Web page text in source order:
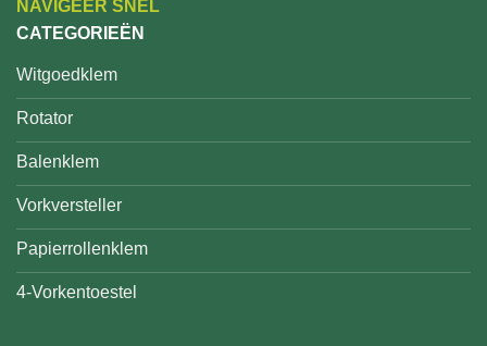
NAVIGEER SNEL
CATEGORIEËN
Witgoedklem
Rotator
Balenklem
Vorkversteller
Papierrollenklem
4-Vorkentoestel